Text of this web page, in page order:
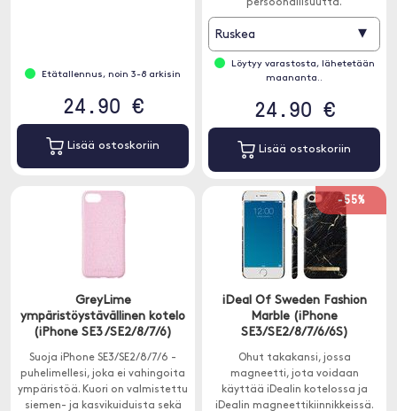
Etätallennus, noin 3-8 arkisin
24.90 €
Lisää ostoskoriin
persoonallisuutta.
Ruskea ▾
Löytyy varastosta, lähetetään
maananta..
24.90 €
Lisää ostoskoriin
GreyLime
ympäristöystävällinen kotelo
(iPhone SE3 /SE2/8/7/6)
Suoja iPhone SE3/SE2/8/7/6 -
puhelimellesi, joka ei vahingoita
ympäristöä. Kuori on valmistettu
siemen- ja kasvikuiduista sekä
-55%
iDeal Of Sweden Fashion
Marble (iPhone
SE3/SE2/8/7/6/6S)
Ohut takakansi, jossa
magneetti, jota voidaan
käyttää iDealin kotelossa ja
iDealin magneettikiinnikkeissä.